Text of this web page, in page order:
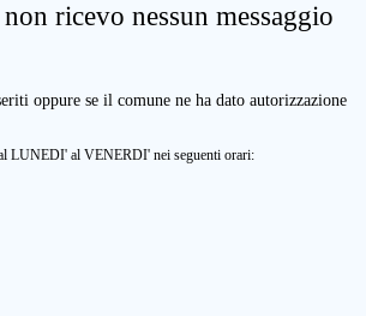
ricevo nessun messaggio
oppure se il comune ne ha dato autorizzazione
LUNEDI' al VENERDI' nei seguenti orari: